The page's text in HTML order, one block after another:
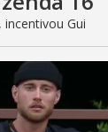
incentivou Gui